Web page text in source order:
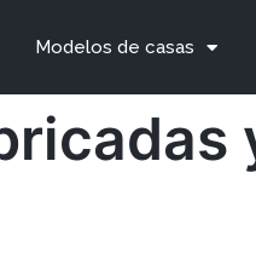
Modelos de casas